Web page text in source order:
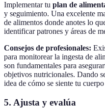
Implementar tu plan de
y seguimiento. Una excelente
de alimentos donde anotes lo
identificar patrones y áreas de
Consejos de profesionales:
para monitorear la ingesta de
son fundamentales para
objetivos nutricionales. Dando
idea de cómo se siente tu
5. Ajusta y evalúa